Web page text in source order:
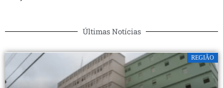
Últimas Notícias
REGIÃO